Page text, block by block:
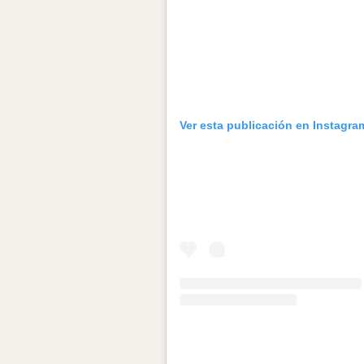
Ver esta publicación en